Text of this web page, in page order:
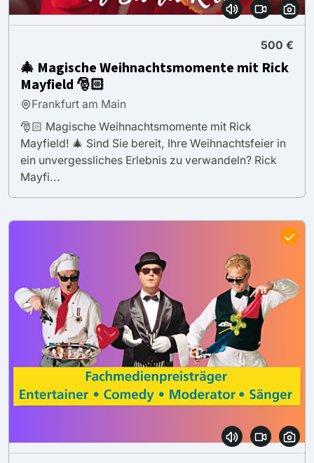
500 €
🎄 Magische Weihnachtsmomente mit Rick
Mayfield 🎅🏻
Frankfurt am Main
🎅🏻 Magische Weihnachtsmomente mit Rick
Mayfield! 🎄 Sind Sie bereit, Ihre Weihnachtsfeier in
ein unvergessliches Erlebnis zu verwandeln? Rick
Mayfi...